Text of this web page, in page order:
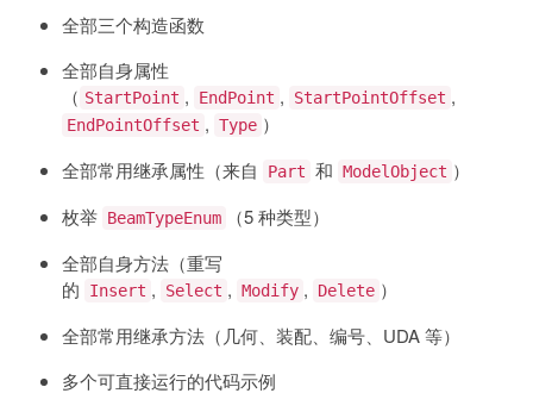
全部三个构造函数
全部自身属性
（ StartPoint , EndPoint , StartPointOffset ,
EndPointOffset , Type ）
全部常用继承属性（来自
Part 和 ModelObject ）
枚举 BeamTypeEnum
（5 种类型）
全部自身方法（重写
的
Insert , Select , Modify , Delete ）
全部常用继承方法（几何、装配、编号、UDA 等）
多个可直接运行的代码示例